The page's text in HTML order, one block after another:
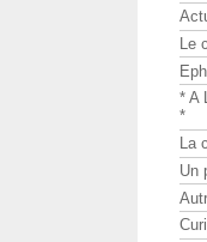
Le
* A
*
La
Un